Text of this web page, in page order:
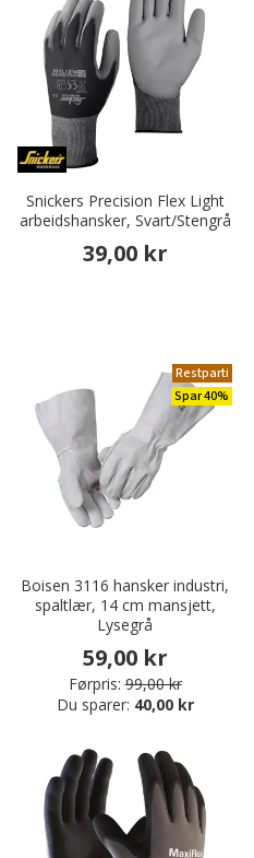
Snickers Precision Flex Light
arbeidshansker, Svart/Stengrå
39,00 kr
Restparti
Spar 40%
Boisen 3116 hansker industri,
spaltlær, 14 cm mansjett,
Lysegrå
59,00 kr
Førpris: 99,00 kr
Du sparer: 40,00 kr